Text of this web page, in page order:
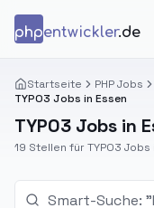
phpentwickler.de
Startseite PHP Jobs
TYPO3 Jobs in Essen
TYPO3 Jobs in
19 Stellen für TYPO3